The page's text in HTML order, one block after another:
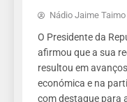
Nádio Jaime Taimo
O Presidente da
afirmou que a sua
resultou em
económica e na
com destaque para